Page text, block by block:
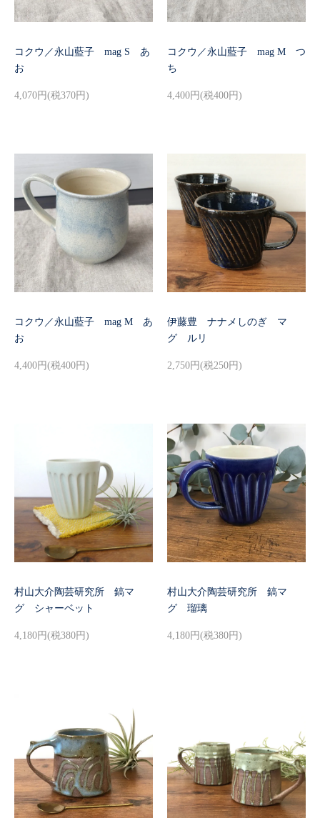
コクウ／永山藍子 mag S あ
お
4,070円(税370円)
コクウ／永山藍子 mag M つ
ち
4,400円(税400円)
コクウ／永山藍子 mag M あ
お
4,400円(税400円)
伊藤豊 ナナメしのぎ マ
グ ルリ
2,750円(税250円)
村山大介陶芸研究所 鎬マ
グ シャーベット
4,180円(税380円)
村山大介陶芸研究所 鎬マ
グ 瑠璃
4,180円(税380円)